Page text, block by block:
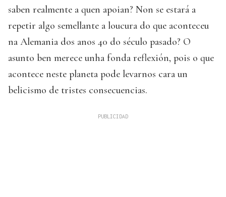
saben realmente a quen apoian? Non se estará a
repetir algo semellante a loucura do que aconteceu
na Alemania dos anos 40 do século pasado? O
asunto ben merece unha fonda reflexión, pois o que
acontece neste planeta pode levarnos cara un
belicismo de tristes consecuencias.